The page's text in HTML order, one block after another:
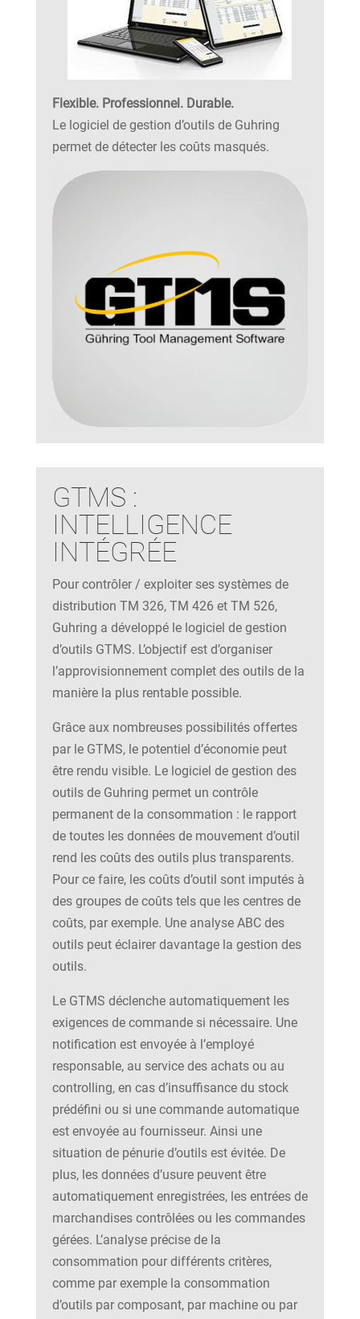
Flexible. Professionnel. Durable.
Le logiciel de gestion d’outils de Guhring
permet de détecter les coûts masqués.
GTMS :
INTELLIGENCE
INTÉGRÉE
Pour contrôler / exploiter ses systèmes de
distribution TM 326, TM 426 et TM 526,
Guhring a développé le logiciel de gestion
d’outils GTMS. L’objectif est d’organiser
l’approvisionnement complet des outils de la
manière la plus rentable possible.
Grâce aux nombreuses possibilités offertes
par le GTMS, le potentiel d’économie peut
être rendu visible. Le logiciel de gestion des
outils de Guhring permet un contrôle
permanent de la consommation : le rapport
de toutes les données de mouvement d’outil
rend les coûts des outils plus transparents.
Pour ce faire, les coûts d’outil sont imputés à
des groupes de coûts tels que les centres de
coûts, par exemple. Une analyse ABC des
outils peut éclairer davantage la gestion des
outils.
Le GTMS déclenche automatiquement les
exigences de commande si nécessaire. Une
notification est envoyée à l’employé
responsable, au service des achats ou au
controlling, en cas d’insuffisance du stock
prédéfini ou si une commande automatique
est envoyée au fournisseur. Ainsi une
situation de pénurie d’outils est évitée. De
plus, les données d’usure peuvent être
automatiquement enregistrées, les entrées de
marchandises contrôlées ou les commandes
gérées. L’analyse précise de la
consommation pour différents critères,
comme par exemple la consommation
d’outils par composant, par machine ou par